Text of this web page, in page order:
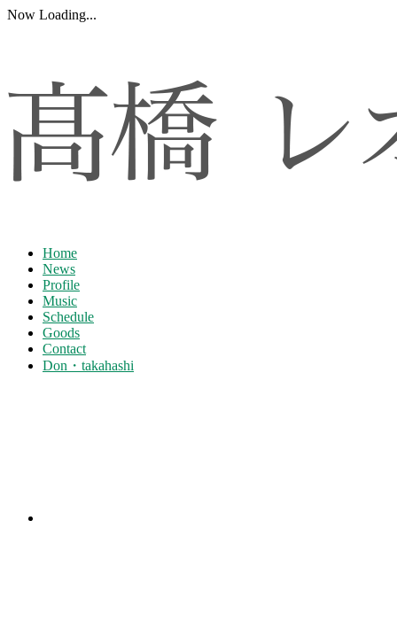
Now Loading...
Home
News
Profile
Music
Schedule
Goods
Contact
Don・takahashi